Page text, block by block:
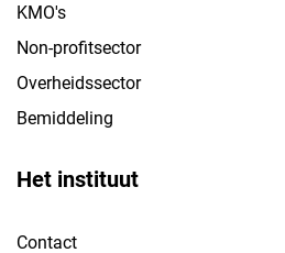
KMO's
Non-profitsector
Overheidssector
Bemiddeling
Het instituut
Contact